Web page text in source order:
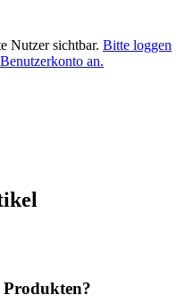
Nutzer sichtbar. Bitte loggen
an.
Produkten?